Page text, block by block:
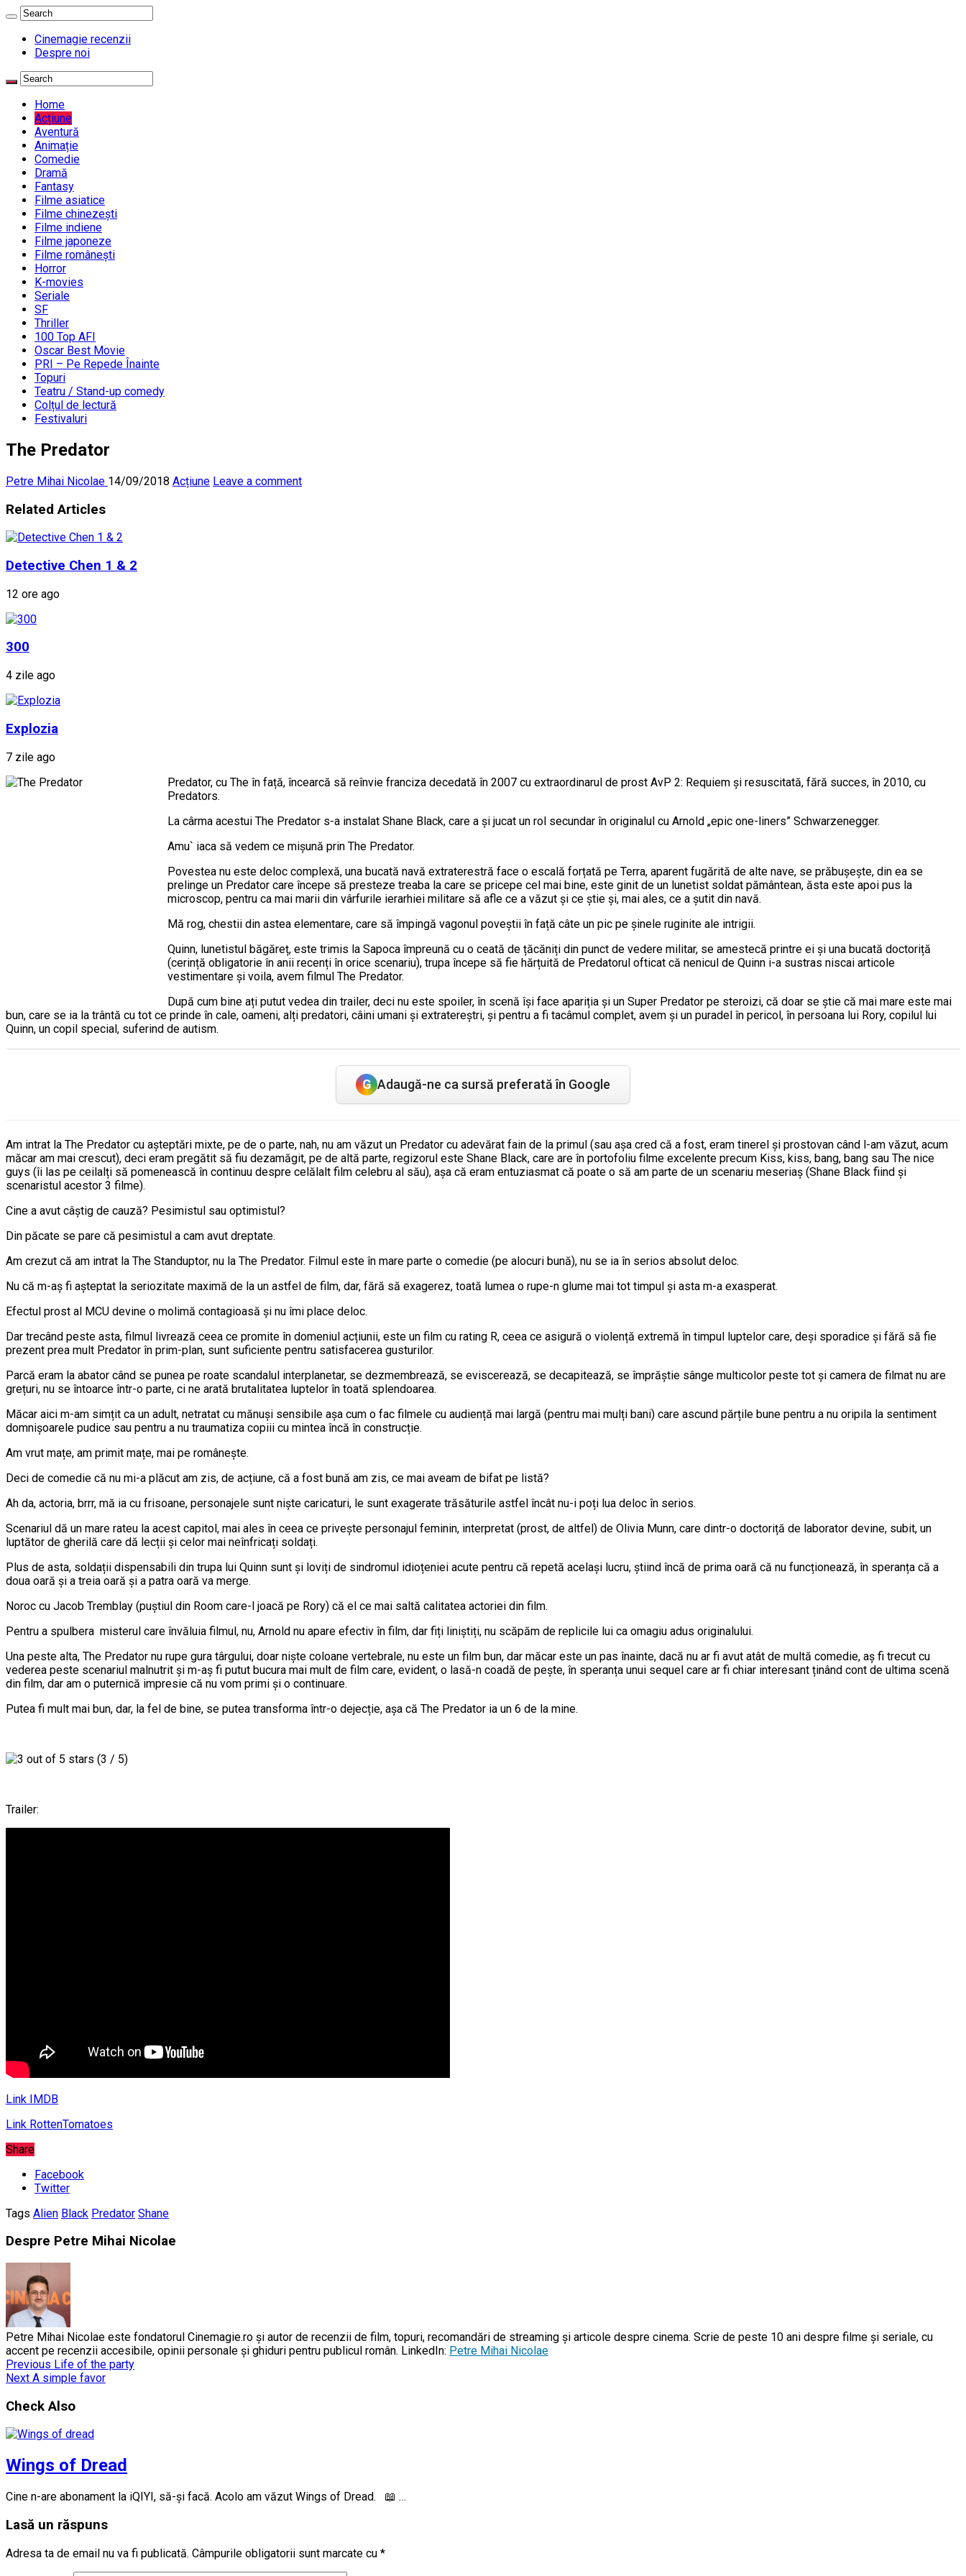
Cinemagie recenzii
Despre noi
Home
Acțiune
Aventură
Animație
Comedie
Dramă
Fantasy
Filme asiatice
Filme chinezești
Filme indiene
Filme japoneze
Filme românești
Horror
K-movies
Seriale
SF
Thriller
100 Top AFI
Oscar Best Movie
PRI – Pe Repede Înainte
Topuri
Teatru / Stand-up comedy
Colțul de lectură
Festivaluri
The Predator
Petre Mihai Nicolae 14/09/2018 Acțiune Leave a comment
Related Articles
Detective Chen 1 & 2
12 ore ago
300
4 zile ago
Explozia
7 zile ago
Predator, cu The în față, încearcă să reînvie franciza decedată în 2007 cu extraordinarul de prost AvP 2: Requiem și resuscitată, fără succes, în 2010, cu
Predators.
La cârma acestui The Predator s-a instalat Shane Black, care a și jucat un rol secundar în originalul cu Arnold „epic one-liners” Schwarzenegger.
Amu` iaca să vedem ce mișună prin The Predator.
Povestea nu este deloc complexă, una bucată navă extraterestră face o escală forțată pe Terra, aparent fugărită de alte nave, se prăbușește, din ea se
prelinge un Predator care începe să presteze treaba la care se pricepe cel mai bine, este ginit de un lunetist soldat pământean, ăsta este apoi pus la
microscop, pentru ca mai marii din vârfurile ierarhiei militare să afle ce a văzut și ce știe și, mai ales, ce a șutit din navă.
Mă rog, chestii din astea elementare, care să împingă vagonul poveștii în față câte un pic pe șinele ruginite ale intrigii.
Quinn, lunetistul băgăreț, este trimis la Sapoca împreună cu o ceată de țăcăniți din punct de vedere militar, se amestecă printre ei și una bucată doctoriță
(cerință obligatorie în anii recenți în orice scenariu), trupa începe să fie hărțuită de Predatorul ofticat că nenicul de Quinn i-a sustras niscai articole
vestimentare și voila, avem filmul The Predator.
După cum bine ați putut vedea din trailer, deci nu este spoiler, în scenă își face apariția și un Super Predator pe steroizi, că doar se știe că mai mare este mai
bun, care se ia la trântă cu tot ce prinde în cale, oameni, alți predatori, câini umani și extratereștri, și pentru a fi tacâmul complet, avem și un puradel în pericol, în persoana lui Rory, copilul lui
Quinn, un copil special, suferind de autism.
G Adaugă-ne ca sursă preferată în Google
Am intrat la The Predator cu așteptări mixte, pe de o parte, nah, nu am văzut un Predator cu adevărat fain de la primul (sau așa cred că a fost, eram tinerel și prostovan când l-am văzut, acum
măcar am mai crescut), deci eram pregătit să fiu dezamăgit, pe de altă parte, regizorul este Shane Black, care are în portofoliu filme excelente precum Kiss, kiss, bang, bang sau The nice
guys (îi las pe ceilalți să pomenească în continuu despre celălalt film celebru al său), așa că eram entuziasmat că poate o să am parte de un scenariu meseriaș (Shane Black fiind și
scenaristul acestor 3 filme).
Cine a avut câștig de cauză? Pesimistul sau optimistul?
Din păcate se pare că pesimistul a cam avut dreptate.
Am crezut că am intrat la The Standuptor, nu la The Predator. Filmul este în mare parte o comedie (pe alocuri bună), nu se ia în serios absolut deloc.
Nu că m-aș fi așteptat la seriozitate maximă de la un astfel de film, dar, fără să exagerez, toată lumea o rupe-n glume mai tot timpul și asta m-a exasperat.
Efectul prost al MCU devine o molimă contagioasă și nu îmi place deloc.
Dar trecând peste asta, filmul livrează ceea ce promite în domeniul acțiunii, este un film cu rating R, ceea ce asigură o violență extremă în timpul luptelor care, deși sporadice și fără să fie
prezent prea mult Predator în prim-plan, sunt suficiente pentru satisfacerea gusturilor.
Parcă eram la abator când se punea pe roate scandalul interplanetar, se dezmembrează, se eviscerează, se decapitează, se împrăștie sânge multicolor peste tot și camera de filmat nu are
grețuri, nu se întoarce într-o parte, ci ne arată brutalitatea luptelor în toată splendoarea.
Măcar aici m-am simțit ca un adult, netratat cu mănuși sensibile așa cum o fac filmele cu audiență mai largă (pentru mai mulți bani) care ascund părțile bune pentru a nu oripila la sentiment
domnișoarele pudice sau pentru a nu traumatiza copiii cu mintea încă în construcție.
Am vrut mațe, am primit mațe, mai pe românește.
Deci de comedie că nu mi-a plăcut am zis, de acțiune, că a fost bună am zis, ce mai aveam de bifat pe listă?
Ah da, actoria, brrr, mă ia cu frisoane, personajele sunt niște caricaturi, le sunt exagerate trăsăturile astfel încât nu-i poți lua deloc în serios.
Scenariul dă un mare rateu la acest capitol, mai ales în ceea ce privește personajul feminin, interpretat (prost, de altfel) de Olivia Munn, care dintr-o doctoriță de laborator devine, subit, un
luptător de gherilă care dă lecții și celor mai neînfricați soldați.
Plus de asta, soldații dispensabili din trupa lui Quinn sunt și loviți de sindromul idioțeniei acute pentru că repetă același lucru, știind încă de prima oară că nu funcționează, în speranța că a
doua oară și a treia oară și a patra oară va merge.
Noroc cu Jacob Tremblay (puștiul din Room care-l joacă pe Rory) că el ce mai saltă calitatea actoriei din film.
Pentru a spulbera misterul care învăluia filmul, nu, Arnold nu apare efectiv în film, dar fiți liniștiți, nu scăpăm de replicile lui ca omagiu adus originalului.
Una peste alta, The Predator nu rupe gura târgului, doar niște coloane vertebrale, nu este un film bun, dar măcar este un pas înainte, dacă nu ar fi avut atât de multă comedie, aș fi trecut cu
vederea peste scenariul malnutrit și m-aș fi putut bucura mai mult de film care, evident, o lasă-n coadă de pește, în speranța unui sequel care ar fi chiar interesant ținând cont de ultima scenă
din film, dar am o puternică impresie că nu vom primi și o continuare.
Putea fi mult mai bun, dar, la fel de bine, se putea transforma într-o dejecție, așa că The Predator ia un 6 de la mine.
(3 / 5)
Trailer:
Link IMDB
Link RottenTomatoes
Share
Facebook
Twitter
Tags Alien Black Predator Shane
Despre Petre Mihai Nicolae
Petre Mihai Nicolae este fondatorul Cinemagie.ro și autor de recenzii de film, topuri, recomandări de streaming și articole despre cinema. Scrie de peste 10 ani despre filme și seriale, cu
accent pe recenzii accesibile, opinii personale și ghiduri pentru publicul român. LinkedIn: Petre Mihai Nicolae
Previous Life of the party
Next A simple favor
Check Also
Wings of Dread
Cine n-are abonament la iQIYI, să-și facă. Acolo am văzut Wings of Dread. 📖 …
Lasă un răspuns
Adresa ta de email nu va fi publicată. Câmpurile obligatorii sunt marcate cu *